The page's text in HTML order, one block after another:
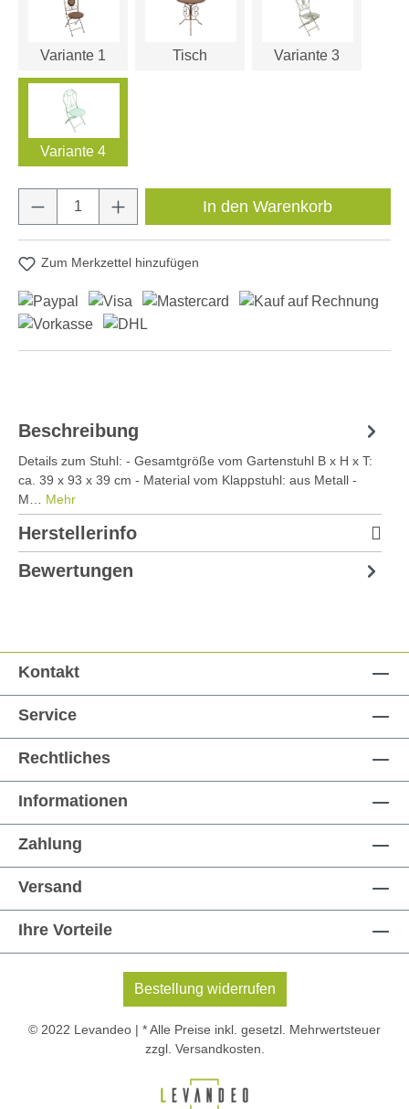
Variante 1 Tisch Variante 3
Variante 4
Produkt Anzahl: Gib den gewünschten
In den Warenkorb
Zum Merkzettel hinzufügen
Beschreibung
Details zum Stuhl: - Gesamtgröße vom Gartenstuhl B x H x T:
ca. 39 x 93 x 39 cm - Material vom Klappstuhl: aus Metall -
M… Mehr
Herstellerinfo
Bewertungen
Kontakt
Service
Rechtliches
Informationen
Zahlung
Versand
Ihre Vorteile
Bestellung widerrufen
© 2022 Levandeo | * Alle Preise inkl. gesetzl. Mehrwertsteuer
zzgl. Versandkosten